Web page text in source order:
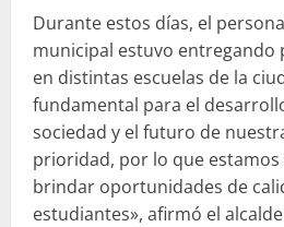
Durante estos días, el
municipal estuvo entregando
en distintas escuelas de la
fundamental para el
sociedad y el futuro de
prioridad, por lo que
brindar oportunidades de
estudiantes», afirmó el